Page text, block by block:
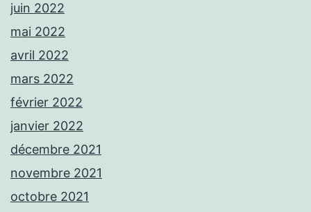
juin 2022
mai 2022
avril 2022
mars 2022
février 2022
janvier 2022
décembre 2021
novembre 2021
octobre 2021